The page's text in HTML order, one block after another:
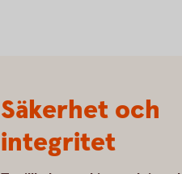
Säkerhet och
integritet